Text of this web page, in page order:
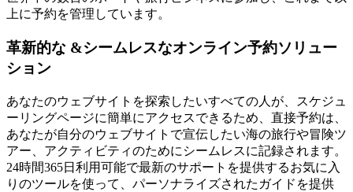
上に予約を管理しています。
革新的な &シームレスなオンライン予約ソリュー
ション
あなたのウェブサイトを探索したいすべての人が、スケジュ
ーリングページに簡単にアクセスできるため、直接予約は、
あなたが自分のウェブサイトで宣伝したい海の旅行や冒険ツ
アー、アクティビティのためにシームレスに記録されます。
24時間365日利用可能で最新のサポートを提供するお気に入
りのツールを使って、パーソナライズされたガイドを提供